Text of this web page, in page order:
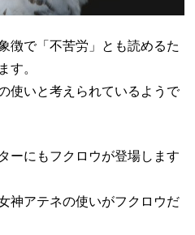
徴で「不苦労」とも読めるた
す。
使いと考えられているようで
ーにもフクロウが登場します
神アテネの使いがフクロウだ